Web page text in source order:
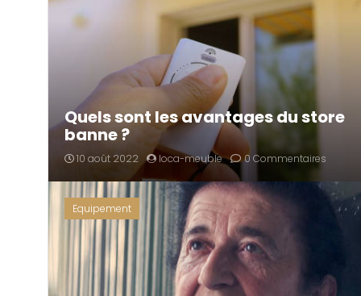
Quels sont les avantages du store
banne ?
10 août 2022 loca-meuble 0 Commentaires
Equipement